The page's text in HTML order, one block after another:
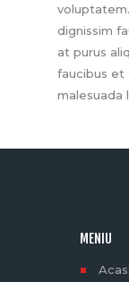
dignissim
at purus
faucibus et
malesuada
MENIU